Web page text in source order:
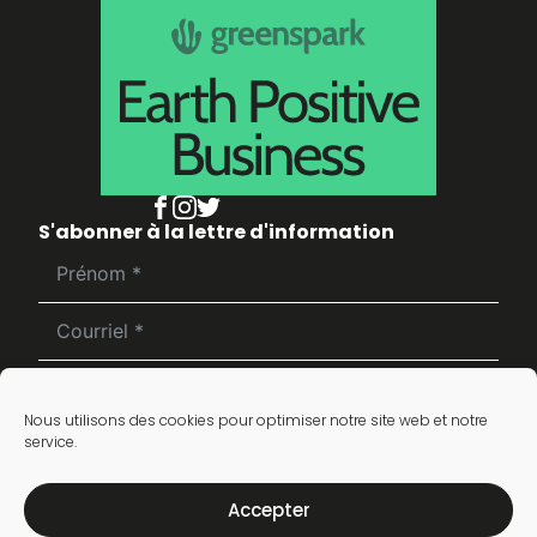
Nous utilisons des cookies pour optimiser notre site web et notre
service.
Accepter
S'abonner à la lettre d'information
S'inscrire